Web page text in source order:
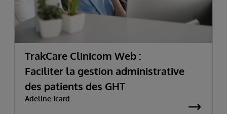
TrakCare Clinicom Web :
Faciliter la gestion administrative
des patients des GHT
Adeline Icard